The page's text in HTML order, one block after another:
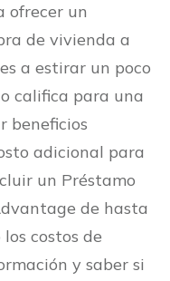
ofrecer un
de vivienda a
a estirar un poco
califica para una
beneficios
adicional para
un Préstamo
de hasta
costos de
y saber si